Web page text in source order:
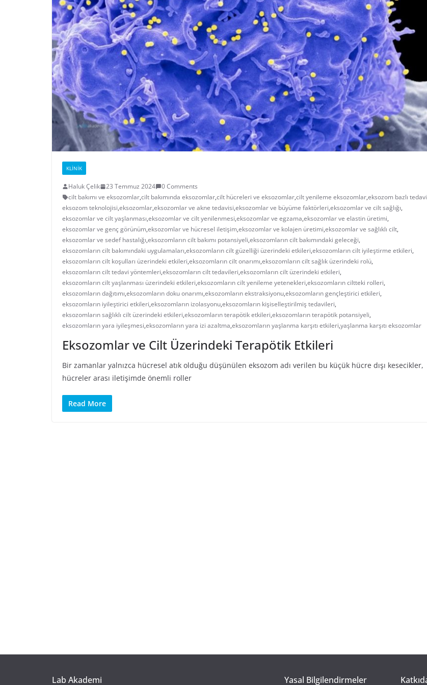
KLINIK
Haluk Çelik 23 Temmuz 2024
0 Comments
cilt bakımı ve eksozomlar,cilt bakımında eksozomlar,cilt hücreleri ve eksozomlar,cilt yenileme eksozomlar,eksozom bazlı
eksozom teknolojisi,eksozomlar,eksozomlar ve akne tedavisi,eksozomlar ve büyüme faktörleri,eksozomlar ve cilt sağlığı,
eksozomlar ve cilt yaşlanması,eksozomlar ve cilt yenilenmesi,eksozomlar ve egzama,eksozomlar ve elastin üretimi,
eksozomlar ve genç görünüm,eksozomlar ve hücresel iletişim,eksozomlar ve kolajen üretimi,eksozomlar ve sağlıklı cilt,
eksozomlar ve sedef hastalığı,eksozomların cilt bakımı potansiyeli,eksozomların cilt bakımındaki geleceği,
eksozomların cilt bakımındaki uygulamaları,eksozomların cilt güzelliği üzerindeki etkileri,eksozomların cilt iyileştirme etkileri,
eksozomların cilt koşulları üzerindeki etkileri,eksozomların cilt onarımı,eksozomların cilt sağlık üzerindeki rolü,
eksozomların cilt tedavi yöntemleri,eksozomların cilt tedavileri,eksozomların cilt üzerindeki etkileri,
eksozomların cilt yaşlanması üzerindeki etkileri,eksozomların cilt yenileme yetenekleri,eksozomların ciltteki rolleri,
eksozomların dağıtımı,eksozomların doku onarımı,eksozomların ekstraksiyonu,eksozomların gençleştirici etkileri,
eksozomların iyileştirici etkileri,eksozomların izolasyonu,eksozomların kişiselleştirilmiş tedavileri,
eksozomların sağlıklı cilt üzerindeki etkileri,eksozomların terapötik etkileri,eksozomların terapötik potansiyeli,
eksozomların yara iyileşmesi,eksozomların yara izi azaltma,eksozomların yaşlanma karşıtı etkileri,yaşlanma karşıtı eksozomlar
Eksozomlar ve Cilt Üzerindeki Terapötik Etkileri
Bir zamanlar yalnızca hücresel atık olduğu düşünülen eksozom adı verilen bu küçük hücre dışı kesecikler,
hücreler arası iletişimde önemli roller
Read More
Lab Akademi Yasal Bilgilendirmeler